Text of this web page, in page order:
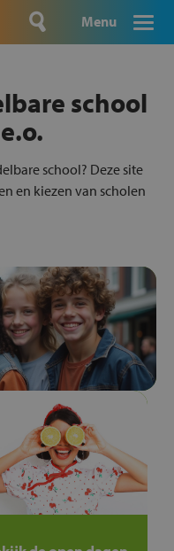
Menu
school
e.o.
school? Deze site
en kiezen van scholen